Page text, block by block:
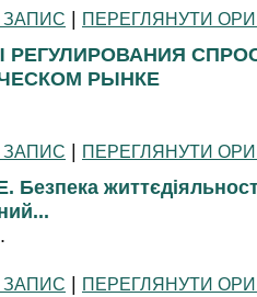
ЗАПИС | ПЕРЕГЛЯНУТИ
РЫНКЕ
ЗАПИС | ПЕРЕГЛЯНУТИ
Безпека
ЗАПИС | ПЕРЕГЛЯНУТИ